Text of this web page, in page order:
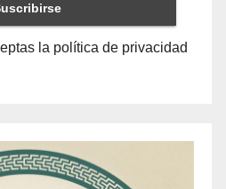
la política de privacidad